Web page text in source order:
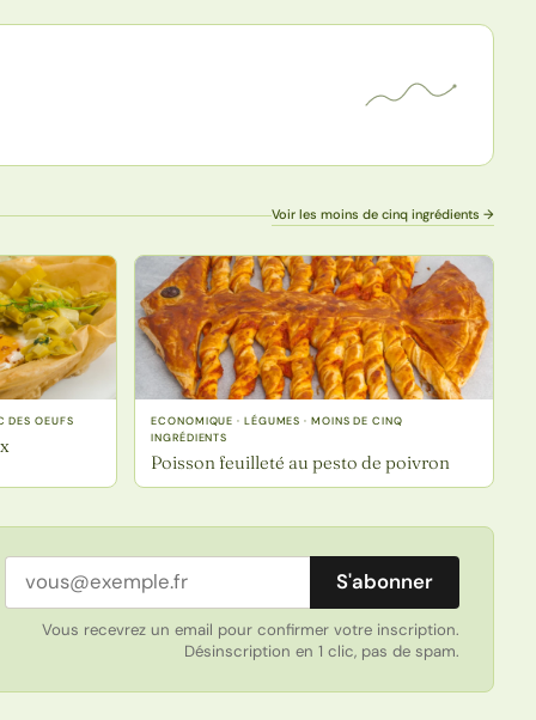
Voir les moins de cinq ingrédients →
DES OEUFS
ECONOMIQUE · LÉGUMES · MOINS DE CINQ
INGRÉDIENTS
Poisson feuilleté au pesto de poivron
Adresse email S'abonner
Vous recevrez un email pour confirmer votre inscription.
Désinscription en 1 clic, pas de spam.